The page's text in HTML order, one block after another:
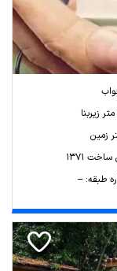
زمین
1371
طبقه: --